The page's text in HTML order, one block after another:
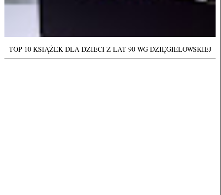
TOP 10 KSIĄŻEK DLA DZIECI Z LAT 90 WG DZIĘGIELOWSKIEJ